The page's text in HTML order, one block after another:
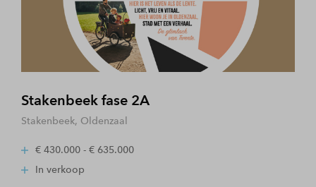
Stakenbeek fase 2A
Stakenbeek, Oldenzaal
€ 430.000 - € 635.000
In verkoop